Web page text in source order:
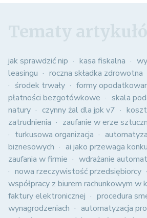
jak sprawdzić nip kasa fiskalna
leasingu
roczna składka zdrowotna
środek trwały
formy
płatności bezgotówkowe
skala
natury
czynny żal dla jpk v7
zatrudnienia
zaufanie w erze
turkusowa organizacja
biznesowych
ai jako przewaga
zaufania w firmie
wdrażanie
nowa rzeczywistość przedsiębiorcy
współpracy z biurem rachunkowym w
faktury elektronicznej
procedura
wynagrodzeniach
automatyzacja